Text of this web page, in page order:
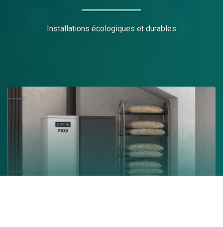
Installations écologiques et durables